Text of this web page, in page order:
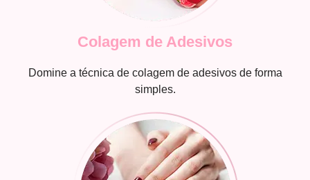
Colagem de Adesivos
Domine a técnica de colagem de adesivos de forma
simples.